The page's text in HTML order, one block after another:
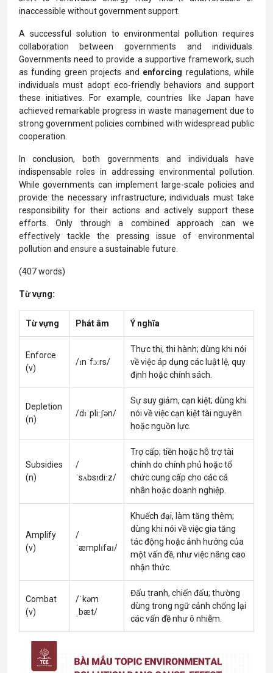
inaccessible without government support.
A successful solution to environmental pollution requires
collaboration between governments and individuals.
Governments need to provide a supportive framework, such
as funding green projects and enforcing regulations, while
individuals must adopt eco-friendly behaviors and support
these initiatives. For example, countries like Japan have
achieved remarkable progress in waste management due to
strong government policies combined with widespread public
cooperation.
In conclusion, both governments and individuals have
indispensable roles in addressing environmental pollution.
While governments can implement large-scale policies and
provide the necessary infrastructure, individuals must take
responsibility for their actions and actively support these
efforts. Only through a combined approach can we
effectively tackle the pressing issue of environmental
pollution and ensure a sustainable future.
(407 words)
Từ vựng:
Từ vựng Phát âm Ý nghĩa
Enforce
(v)
/ɪnˈfɔːrs/
Thực thi, thi hành; dùng khi nói
về việc áp dụng các luật lệ, quy
định hoặc chính sách.
Depletion
(n)
/dɪˈpliːʃən/
Sự suy giảm, cạn kiệt; dùng khi
nói về việc cạn kiệt tài nguyên
hoặc nguồn lực.
Subsidies
(n)
/
ˈsʌbsɪdiːz/
Trợ cấp; tiền hoặc hỗ trợ tài
chính do chính phủ hoặc tổ
chức cung cấp cho các cá
nhân hoặc doanh nghiệp.
Amplify
(v)
/
ˈæmplɪfaɪ/
Khuếch đại, làm tăng thêm;
dùng khi nói về việc gia tăng
tác động hoặc ảnh hưởng của
một vấn đề, như việc nâng cao
nhận thức.
Combat
(v)
/ˈkəm
ˌbæt/
Đấu tranh, chiến đấu; thường
dùng trong ngữ cảnh chống lại
các vấn đề như ô nhiễm.